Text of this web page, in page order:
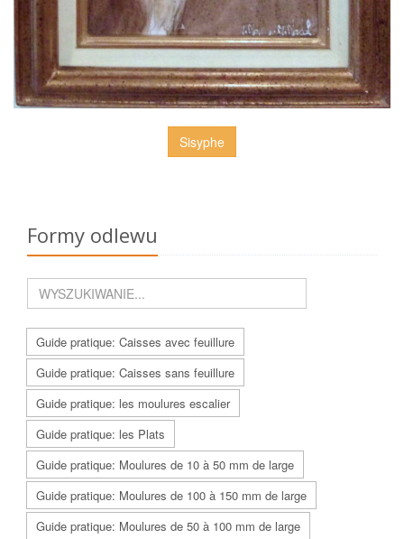
Sisyphe
Formy odlewu
Guide pratique: Caisses avec feuillure
Guide pratique: Caisses sans feuillure
Guide pratique: les moulures escalier
Guide pratique: les Plats
Guide pratique: Moulures de 10 à 50 mm de large
Guide pratique: Moulures de 100 à 150 mm de large
Guide pratique: Moulures de 50 à 100 mm de large